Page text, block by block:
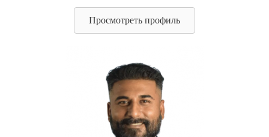
Просмотреть профиль